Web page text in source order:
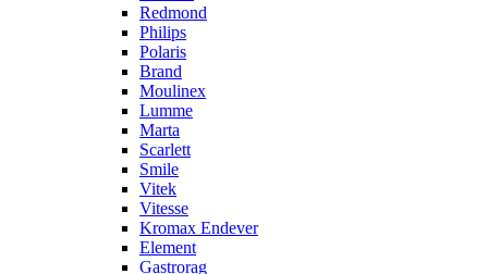
Redmond
Philips
Polaris
Brand
Moulinex
Lumme
Marta
Scarlett
Smile
Vitek
Vitesse
Kromax Endever
Element
Gastrorag